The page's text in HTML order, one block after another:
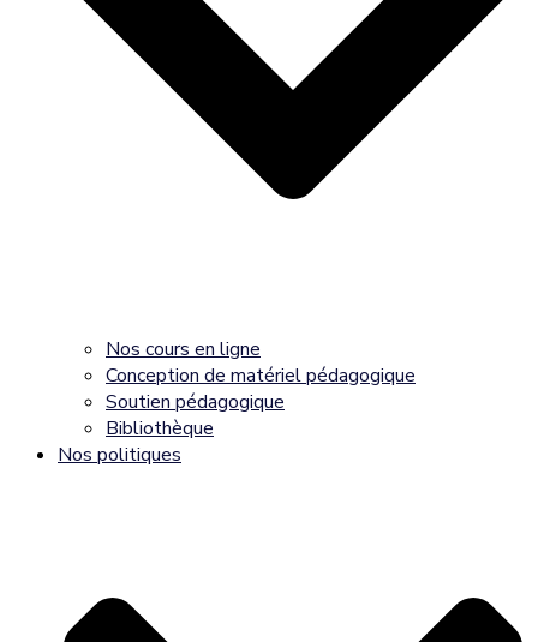
Nos cours en ligne
Conception de matériel pédagogique
Soutien pédagogique
Bibliothèque
Nos politiques